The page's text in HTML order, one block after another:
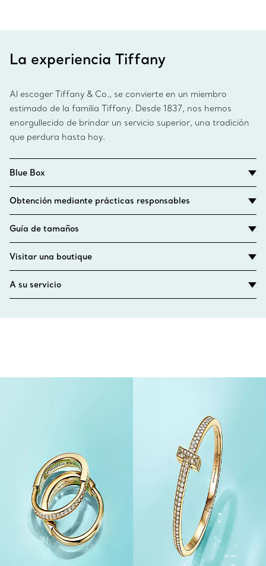
auténtica proeza artesanal, es un regalo excelente para
La experiencia Tiffany
Al escoger Tiffany & Co., se convierte en un miembro
estimado de la familia Tiffany. Desde 1837, nos hemos
enorgullecido de brindar un servicio superior, una tradición
que perdura hasta hoy.
Blue Box
Obtención mediante prácticas responsables
Guía de tamaños
Visitar una boutique
A su servicio